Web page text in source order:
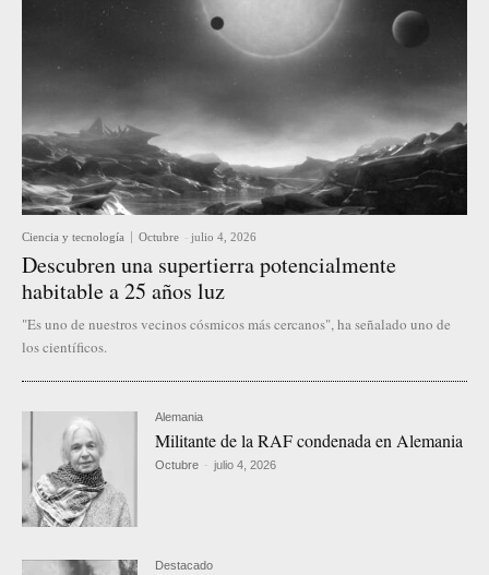
Ciencia y tecnología Octubre - julio 4, 2026
Descubren una supertierra potencialmente
habitable a 25 años luz
"Es uno de nuestros vecinos cósmicos más cercanos", ha señalado uno de
los científicos.
Alemania
Militante de la RAF condenada en Alemania
Octubre - julio 4, 2026
Destacado